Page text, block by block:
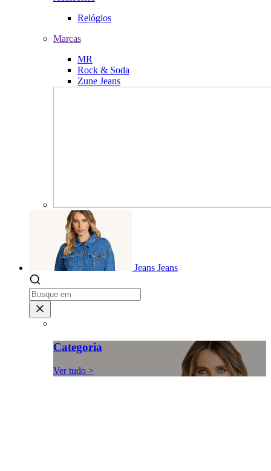
Relógios
Marcas
MR
Rock & Soda
Zune Jeans
Jeans Jeans
Categoria
Ver tudo >